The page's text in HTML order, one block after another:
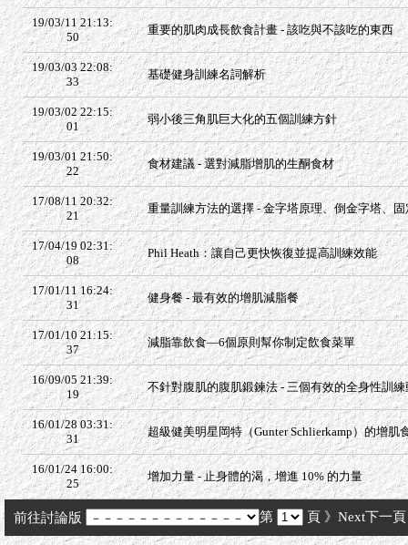
19/03/11 21:13:
50
重要的肌肉成長飲食計畫 - 該吃與不該吃的東西
19/03/03 22:08:
33
基礎健身訓練名詞解析
19/03/02 22:15:
01
弱小後三角肌巨大化的五個訓練方針
19/03/01 21:50:
22
食材建議 - 選對減脂增肌的生酮食材
17/08/11 20:32:
21
重量訓練方法的選擇 - 金字塔原理、倒金字塔、
17/04/19 02:31:
08
Phil Heath：讓自己更快恢復並提高訓練效能
17/01/11 16:24:
31
健身餐 - 最有效的增肌減脂餐
17/01/10 21:15:
37
減脂靠飲食—6個原則幫你制定飲食菜單
16/09/05 21:39:
19
不針對腹肌的腹肌鍛鍊法 - 三個有效的全身性訓練
16/01/28 03:31:
31
超級健美明星岡特（Gunter Schlierkamp）的增肌
16/01/24 16:00:
25
增加力量 - 止身體的渴，增進 10% 的力量
前往討論版 第 頁 》Next下一頁